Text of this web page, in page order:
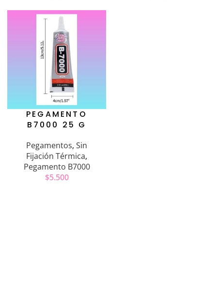
PEGAMENTO
B7000 25 G
Pegamentos, Sin
Fijación Térmica,
Pegamento B7000
$5.500